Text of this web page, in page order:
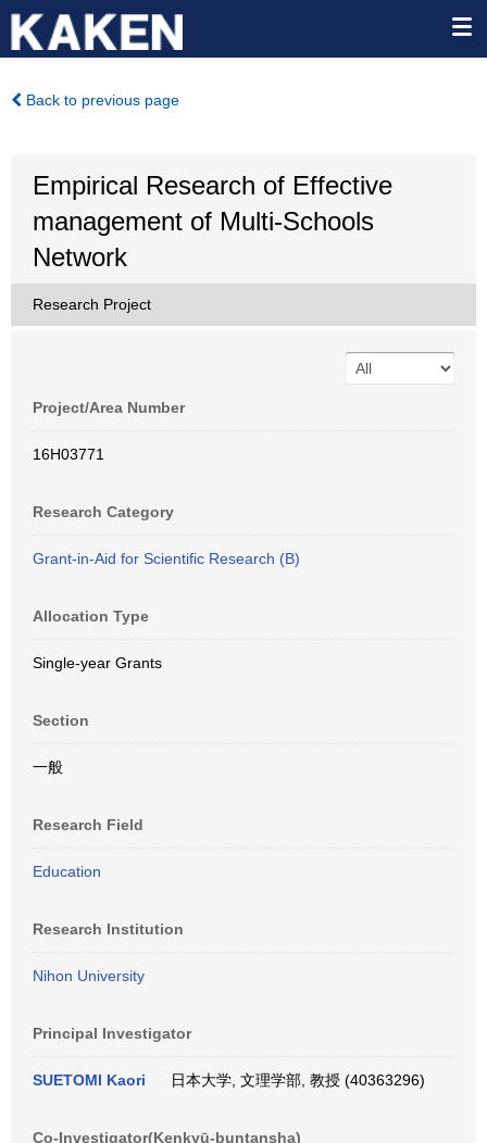
Back to previous page
Empirical Research of Effective
management of Multi-Schools
Network
Research Project
Project/Area Number
16H03771
Research Category
Grant-in-Aid for Scientific Research (B)
Allocation Type
Single-year Grants
Section
一般
Research Field
Education
Research Institution
Nihon University
Principal Investigator
SUETOMI Kaori 日本大学, 文理学部, 教授 (40363296)
Co-Investigator(Kenkyū-buntansha)